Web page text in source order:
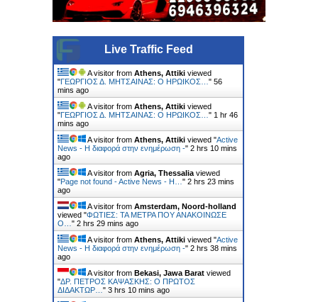
Live Traffic Feed
A visitor from Athens, Attiki viewed
"ΓΕΩΡΓΙΟΣ Δ. ΜΗΤΣΑΙΝΑΣ: Ο ΗΡΩΙΚΟΣ… " 56
mins ago
A visitor from Athens, Attiki viewed
"ΓΕΩΡΓΙΟΣ Δ. ΜΗΤΣΑΙΝΑΣ: Ο ΗΡΩΙΚΟΣ… " 1 hr 46
mins ago
A visitor from Athens, Attiki viewed "Active
News - Η διαφορά στην ενημέρωση -" 2 hrs 10 mins
ago
A visitor from Agria, Thessalia viewed
"Page not found - Active News - Η… " 2 hrs 23 mins
ago
A visitor from Amsterdam, Noord-holland
viewed "ΦΩΤΙΕΣ: ΤΑ ΜΕΤΡΑ ΠΟΥ ΑΝΑΚΟΙΝΩΣΕ
Ο… " 2 hrs 29 mins ago
A visitor from Athens, Attiki viewed "Active
News - Η διαφορά στην ενημέρωση -" 2 hrs 38 mins
ago
A visitor from Bekasi, Jawa Barat viewed
"ΔΡ. ΠΕΤΡΟΣ ΚΑΨΑΣΚΗΣ: Ο ΠΡΩΤΟΣ
ΔΙΔΑΚΤΩΡ… " 3 hrs 10 mins ago